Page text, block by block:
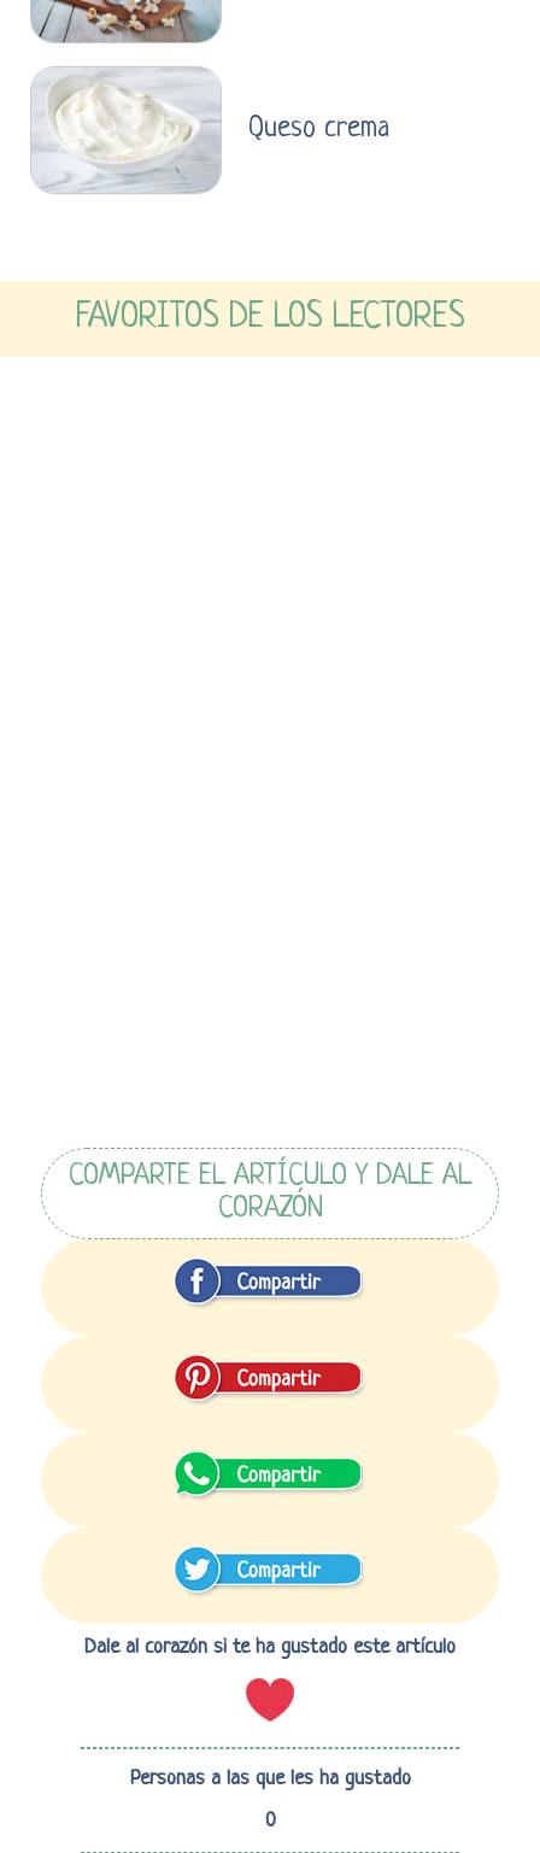
Queso crema
FAVORITOS DE LOS LECTORES
COMPARTE EL ARTÍCULO Y DALE AL
CORAZÓN
Dale al corazón si te ha gustado este artículo
Personas a las que les ha gustado
0